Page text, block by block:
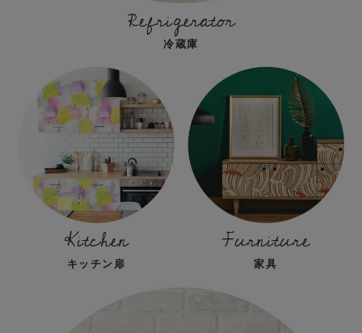
Refrigerator
冷蔵庫
Kitchen
キッチン扉
Furniture
家具